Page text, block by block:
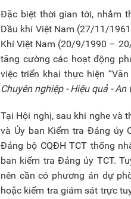
Đặc biệt thời gian tới, nhằm
Dầu khí Việt Nam (27/11/
Khí Việt Nam (20/9/1990 –
tăng cường các hoạt động
việc triển khai thực hiện
Chuyên nghiệp - Hiệu quả -
Tại Hội nghị, sau khi nghe và
và Ủy ban Kiểm tra Đảng ủy
Đảng bộ CQĐH TCT thống
ban kiểm tra Đảng ủy TCT.
nên cần có phương án dự
hoặc kiểm tra giám sát trực